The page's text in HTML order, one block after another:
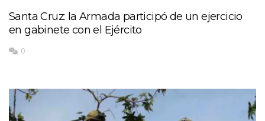
Santa Cruz: la Armada participó de un ejercicio
en gabinete con el Ejército
0